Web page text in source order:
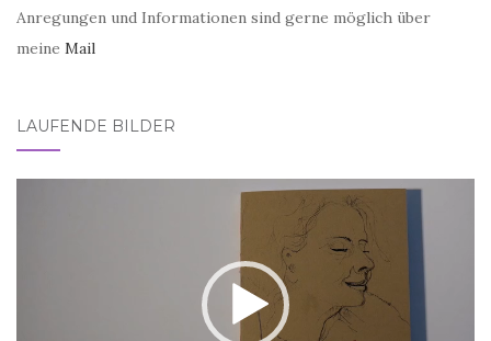
Anregungen und Informationen sind gerne möglich über
meine Mail
LAUFENDE BILDER